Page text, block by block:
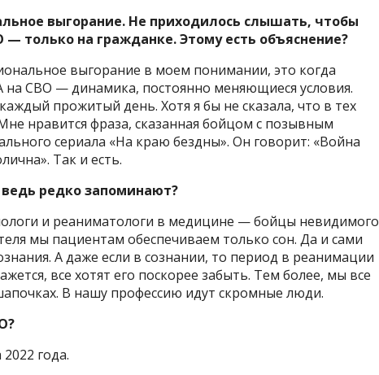
выгорание. Не приходилось слышать, чтобы
только на гражданке. Этому есть объяснение?
выгорание в моем понимании, это когда
на СВО — динамика, постоянно меняющиеся условия.
прожитый день. Хотя я бы не сказала, что в тех
нравится фраза, сказанная бойцом с позывным
сериала «На краю бездны». Он говорит: «Война
Так и есть.
редко запоминают?
и реаниматологи в медицине — бойцы невидимого
мы пациентам обеспечиваем только сон. Да и сами
А даже если в сознании, то период в реанимации
все хотят его поскорее забыть. Тем более, мы все
В нашу профессию идут скромные люди.
2022 года.